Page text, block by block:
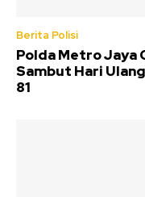
Berita Polisi
Polda Metro Jaya
Sambut Hari
81